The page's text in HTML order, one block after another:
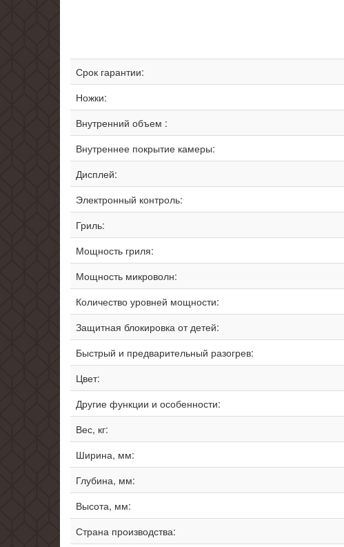
Срок гарантии:
Ножки:
Внутренний объем :
Внутреннее покрытие камеры:
Дисплей:
Электронный контроль:
Гриль:
Мощность гриля:
Мощность микроволн:
Количество уровней мощности:
Защитная блокировка от детей:
Быстрый и предварительный разогрев:
Цвет:
Другие функции и особенности:
Вес, кг:
Ширина, мм:
Глубина, мм:
Высота, мм:
Страна производства: